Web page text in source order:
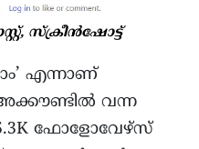
സ്ക്രീൻഷോട്ട്
എന്നാണ്
അക്കൗണ്ടില്‍ വന്ന
ഫോളോവേഴ്സ്